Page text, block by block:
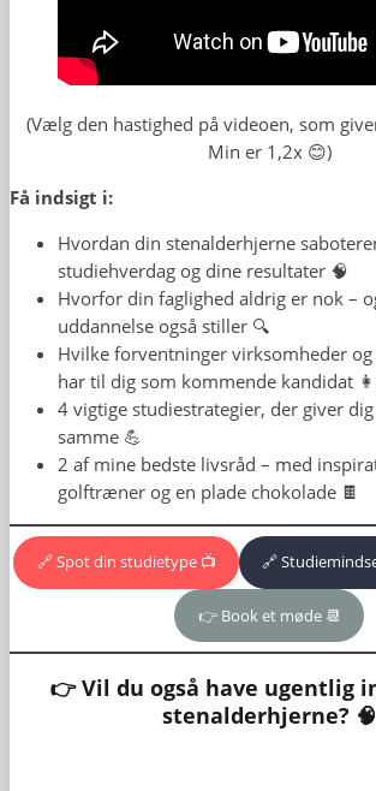
(Vælg den hastighed på videoen, som
Min er 1,2x 😊)
Få indsigt i:
Hvordan din stenalderhjerne
studiehverdag og dine resultater 🧠
Hvorfor din faglighed aldrig er nok –
uddannelse også stiller 🔍
Hvilke forventninger virksomheder
har til dig som kommende kandidat
4 vigtige studiestrategier, der giver
samme 💪
2 af mine bedste livsråd – med
golftræner og en plade chokolade 🍫
🔗 Spot din studietype 📺 🔗
👉 Book et møde 📆
👉 Vil du også have ugentlig
stenalderhjerne? 🧠